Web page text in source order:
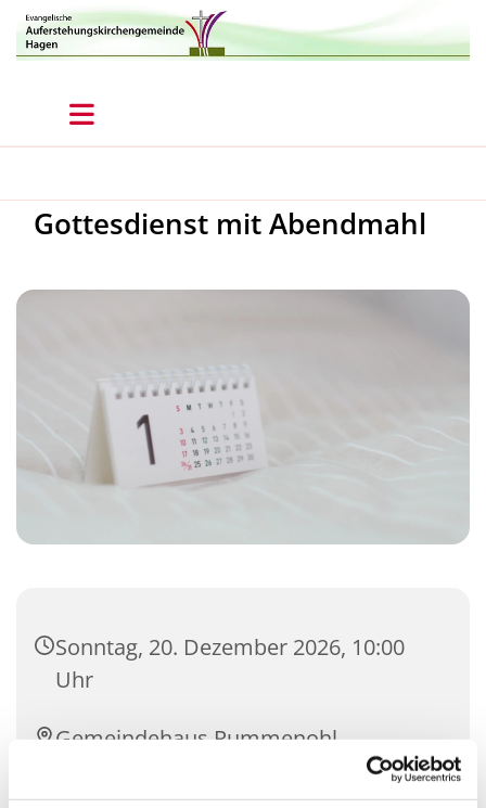
Gottesdienst mit Abendmahl
Sonntag, 20. Dezember 2026, 10:00
Uhr
Gemeindehaus Rummenohl,
Bührener Weg 17, 58091 Hagen